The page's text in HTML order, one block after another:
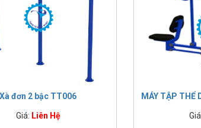
Xà đơn 2 bậc TT006
Giá: Liên Hệ
MÁY TẬP THỂ